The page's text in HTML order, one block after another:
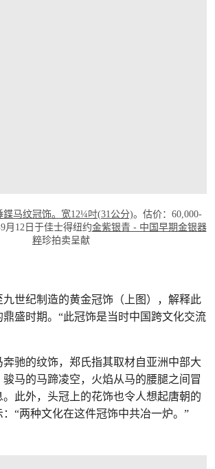
马纹冠饰。宽12¼吋(31公分)。估价：60,000-
月12日于佳士得纽约金紫银青 - 中国早期金银器
粹珍拍卖呈献
世纪制造的黄金冠饰（上图），解释此
盛时期。“此冠饰是当时中国跨文化交流
驰的纹饰，郑氏指其取材自亚洲中部大
马的马蹄凌空，火焰从马的腰腿之间冒
此外，头冠上的花饰也令人想起唐朝的
“两种文化在这件冠饰中共冶一炉。”